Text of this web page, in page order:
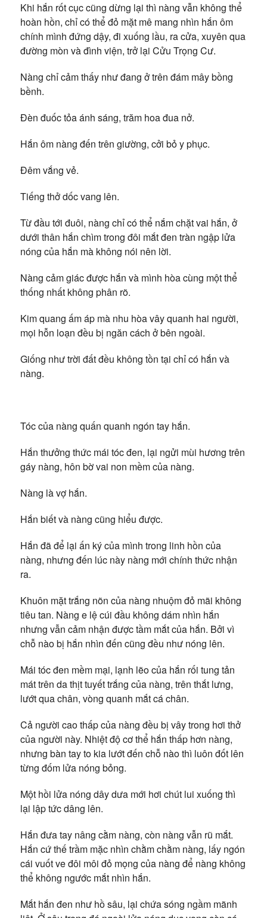
Khi hắn rốt cục cũng dừng lại thì nàng vẫn không thể
hoàn hồn, chỉ có thể đỏ mặt mê mang nhìn hắn ôm
chính mình đứng dậy, đi xuống lầu, ra cửa, xuyên qua
đường mòn và đình viện, trở lại Cửu Trọng Cư.
Nàng chỉ cảm thấy như đang ở trên đám mây bồng
bềnh.
Đèn đuốc tỏa ánh sáng, trăm hoa đua nở.
Hắn ôm nàng đến trên giường, cởi bỏ y phục.
Đêm vắng vẻ.
Tiếng thở dốc vang lên.
Từ đầu tới đuôi, nàng chỉ có thể nắm chặt vai hắn, ở
dưới thân hắn chìm trong đôi mắt đen tràn ngập lửa
nóng của hắn mà không nói nên lời.
Nàng cảm giác được hắn và mình hòa cùng một thể
thống nhất không phân rõ.
Kim quang ấm áp mà nhu hòa vây quanh hai người,
mọi hỗn loạn đều bị ngăn cách ở bên ngoài.
Giống như trời đất đều không tồn tại chỉ có hắn và
nàng.
Tóc của nàng quấn quanh ngón tay hắn.
Hắn thưởng thức mái tóc đen, lại ngửi mùi hương trên
gáy nàng, hôn bờ vai non mềm của nàng.
Nàng là vợ hắn.
Hắn biết và nàng cũng hiểu được.
Hắn đã để lại ấn ký của mình trong linh hồn của
nàng, nhưng đến lúc này nàng mới chính thức nhận
ra.
Khuôn mặt trắng nõn của nàng nhuộm đỏ mãi không
tiêu tan. Nàng e lệ cúi đầu không dám nhìn hắn
nhưng vẫn cảm nhận được tầm mắt của hắn. Bởi vì
chỗ nào bị hắn nhìn đến cũng đều như nóng lên.
Mái tóc đen mềm mại, lạnh lẽo của hắn rối tung tản
mát trên da thịt tuyết trắng của nàng, trên thắt lưng,
lướt qua chân, vòng quanh mắt cá chân.
Cả người cao thấp của nàng đều bị vây trong hơi thở
của người này. Nhiệt độ cơ thể hắn thấp hơn nàng,
nhưng bàn tay to kia lướt đến chỗ nào thì luôn đốt lên
từng đốm lửa nóng bỏng.
Một hồi lửa nóng dây dưa mới hơi chút lui xuống thì
lại lập tức dâng lên.
Hắn đưa tay nâng cằm nàng, còn nàng vẫn rũ mắt.
Hắn cứ thế trầm mặc nhìn chằm chằm nàng, lấy ngón
cái vuốt ve đôi môi đỏ mọng của nàng để nàng không
thể không ngước mắt nhìn hắn.
Mắt hắn đen như hồ sâu, lại chứa sóng ngầm mãnh